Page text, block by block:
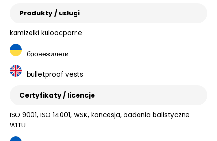
Produkty / usługi
kamizelki kuloodporne
бронежилети
bulletproof vests
Certyfikaty / licencje
ISO 9001, ISO 14001, WSK, koncesja, badania balistyczne
WITU